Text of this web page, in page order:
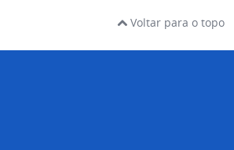
Voltar para o topo